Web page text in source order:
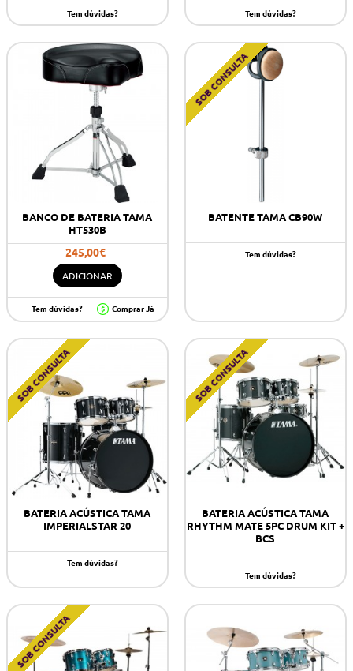
Tem dúvidas? Tem dúvidas?
BANCO DE BATERIA TAMA
HT530B
245,00€
ADICIONAR
Tem dúvidas? Comprar Já
SOB CONSULTA
BATENTE TAMA CB90W
Tem dúvidas?
SOB CONSULTA
BATERIA ACÚSTICA TAMA
IMPERIALSTAR 20
Tem dúvidas?
SOB CONSULTA
BATERIA ACÚSTICA TAMA
RHYTHM MATE 5PC DRUM KIT +
BCS
Tem dúvidas?
SOB CONSULTA